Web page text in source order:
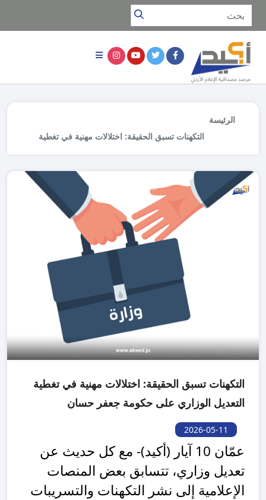
الرئيسة
التكهنات تسبق الحقيقة: اختلالات مهنية في تغطية
التكهنات تسبق الحقيقة: اختلالات مهنية في تغطية
التعديل الوزاري على حكومة جعفر حسان
2026-05-11
عمّان 10 آيار (أكيد)- مع كل حديث عن
تعديل وزاري، تتسابق بعض المنصات
الإعلامية إلى نشر التكهنات والتسريبات